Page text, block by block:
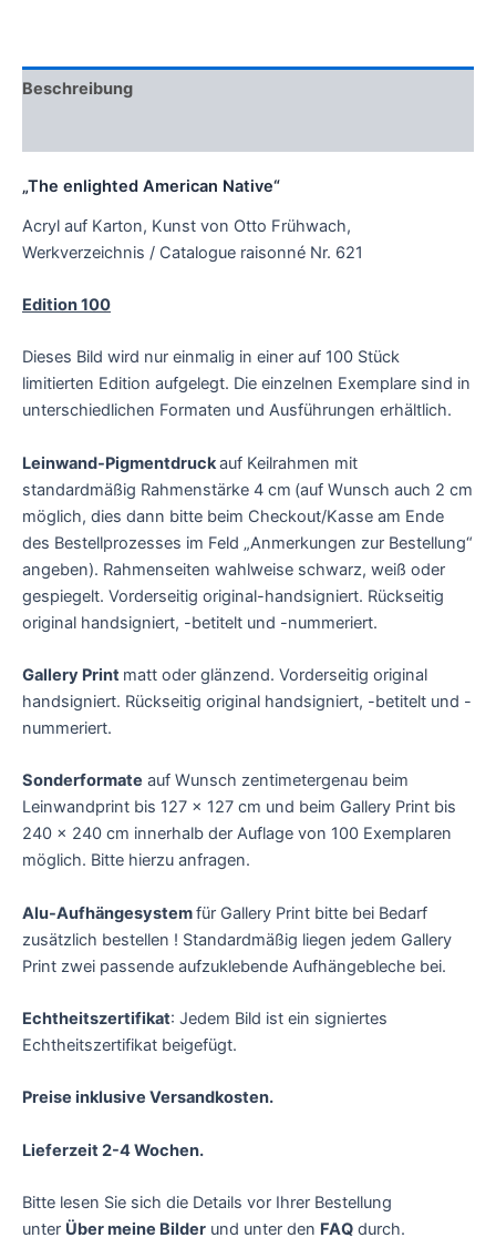
Beschreibung
„The enlighted American Native“
Acryl auf Karton, Kunst von Otto Frühwach,
Werkverzeichnis / Catalogue raisonné Nr. 621
Edition 100
Dieses Bild wird nur einmalig in einer auf 100 Stück
limitierten Edition aufgelegt. Die einzelnen Exemplare sind in
unterschiedlichen Formaten und Ausführungen erhältlich.
Leinwand-Pigmentdruckauf Keilrahmen mit
standardmäßig Rahmenstärke 4 cm (auf Wunsch auch 2 cm
möglich, dies dann bitte beim Checkout/Kasse am Ende
des Bestellprozesses im Feld „Anmerkungen zur Bestellung“
angeben). Rahmenseiten wahlweise schwarz, weiß oder
gespiegelt. Vorderseitig original-handsigniert. Rückseitig
original handsigniert, -betitelt und -nummeriert.
Gallery Print matt oder glänzend. Vorderseitig original
handsigniert. Rückseitig original handsigniert, -betitelt und -
nummeriert.
Sonderformate auf Wunsch zentimetergenau beim
Leinwandprint bis 127 x 127 cm und beim Gallery Print bis
240 x 240 cm innerhalb der Auflage von 100 Exemplaren
möglich. Bitte hierzu anfragen.
Alu-Aufhängesystemfür Gallery Print bitte bei Bedarf
zusätzlich bestellen ! Standardmäßig liegen jedem Gallery
Print zwei passende aufzuklebende Aufhängebleche bei.
Echtheitszertifikat: Jedem Bild ist ein signiertes
Echtheitszertifikat beigefügt.
Preise inklusive Versandkosten.
Lieferzeit 2-4 Wochen.
Bitte lesen Sie sich die Details vor Ihrer Bestellung
unter Über meine Bilder und unter den FAQ durch.